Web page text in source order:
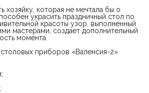
хозяйку, которая не мечтала бы о
украсить праздничный стол по
красоты узор, выполненный
мастерами, создает дополнительный
момента.
приборов «Валенсия-2»